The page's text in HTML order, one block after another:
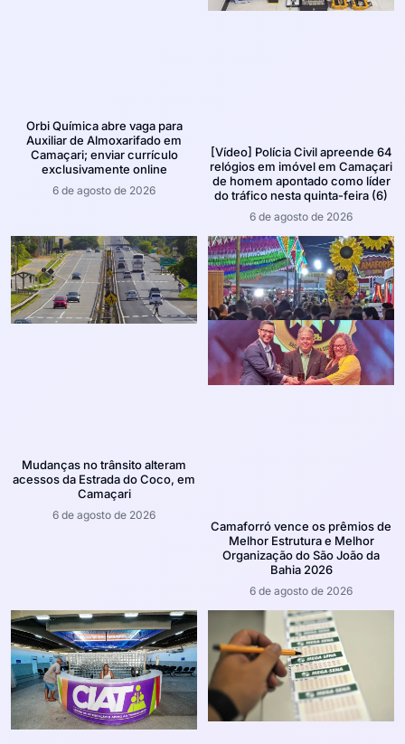
Orbi Química abre vaga para
Auxiliar de Almoxarifado em
Camaçari; enviar currículo
exclusivamente online
6 de agosto de 2026
[Vídeo] Polícia Civil apreende 64
relógios em imóvel em Camaçari
de homem apontado como líder
do tráfico nesta quinta-feira (6)
6 de agosto de 2026
Mudanças no trânsito alteram
acessos da Estrada do Coco, em
Camaçari
6 de agosto de 2026
Camaforró vence os prêmios de
Melhor Estrutura e Melhor
Organização do São João da
Bahia 2026
6 de agosto de 2026